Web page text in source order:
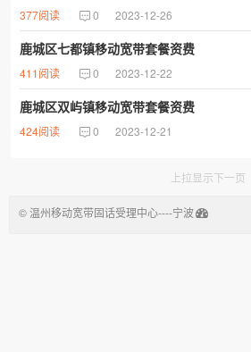
377阅读 0 2023-12-26
鹿城区七都镇移动宽带套餐资费
411阅读 0 2023-12-22
鹿城区双屿镇移动宽带套餐资费
424阅读 0 2023-12-21
上拉显示下一页
© 温州移动宽带固话受理中心----宁波